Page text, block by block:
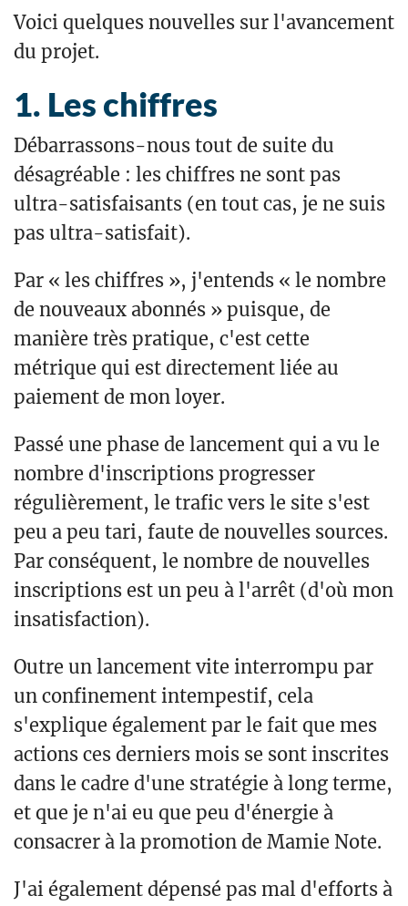
Voici quelques nouvelles sur l'avancement
du projet.
Les chiffres
Débarrassons-nous tout de suite du
désagréable : les chiffres ne sont pas
ultra-satisfaisants (en tout cas, je ne suis
pas ultra-satisfait).
Par « les chiffres », j'entends « le nombre
de nouveaux abonnés » puisque, de
manière très pratique, c'est cette
métrique qui est directement liée au
paiement de mon loyer.
Passé une phase de lancement qui a vu le
nombre d'inscriptions progresser
régulièrement, le trafic vers le site s'est
peu a peu tari, faute de nouvelles sources.
Par conséquent, le nombre de nouvelles
inscriptions est un peu à l'arrêt (d'où mon
insatisfaction).
Outre un lancement vite interrompu par
un confinement intempestif, cela
s'explique également par le fait que mes
actions ces derniers mois se sont inscrites
dans le cadre d'une stratégie à long terme,
et que je n'ai eu que peu d'énergie à
consacrer à la promotion de Mamie Note.
J'ai également dépensé pas mal d'efforts à